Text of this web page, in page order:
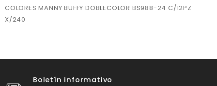
COLORES MANNY BUFFY DOBLECOLOR BS988-24 C/12PZ
X/240
Boletín informativo